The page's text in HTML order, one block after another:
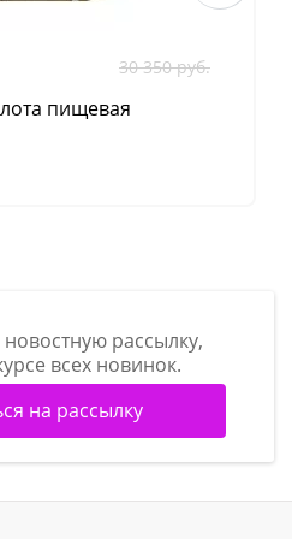
меньшие порции
отдельные унитазы для
туалеты
по 17г на одно
30 350 руб.
пищевая
рассылку,
всех новинок.
на рассылку